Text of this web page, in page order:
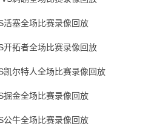
塞全场比赛录像回放
拓者全场比赛录像回放
尔特人全场比赛录像回放
金全场比赛录像回放
牛全场比赛录像回放